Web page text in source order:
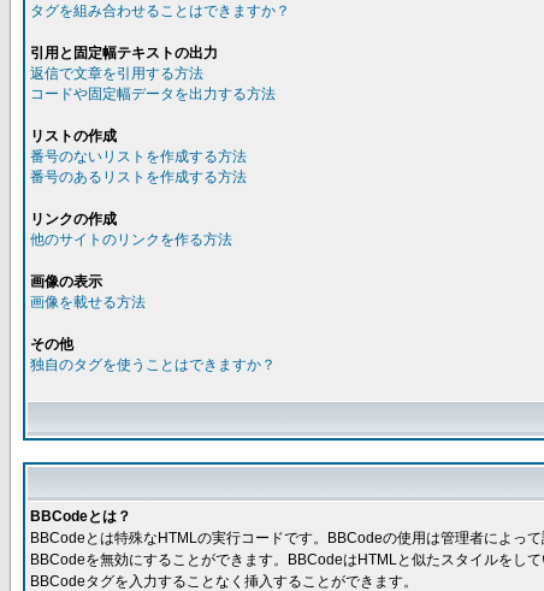
タグを組み合わせることはできますか？
引用と固定幅テキストの出力
返信で文章を引用する方法
コードや固定幅データを出力する方法
リストの作成
番号のないリストを作成する方法
番号のあるリストを作成する方法
リンクの作成
他のサイトのリンクを作る方法
画像の表示
画像を載せる方法
その他
独自のタグを使うことはできますか？
BBCodeとは？
BBCodeとは特殊なHTMLの実行コードです。BBCodeの使用は管理者によっ
BBCodeを無効にすることができます。BBCodeはHTMLと似たスタイルをし
BBCodeタグを入力することなく挿入することができます。